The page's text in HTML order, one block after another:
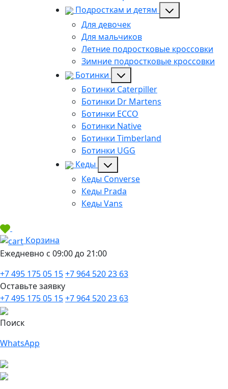
Подросткам и детям
Для девочек
Для мальчиков
Летние подростковые кроссовки
Зимние подростковые кроссовки
Ботинки
Ботинки Caterpiller
Ботинки Dr Martens
Ботинки ECCO
Ботинки Native
Ботинки Timberland
Ботинки UGG
Кеды
Кеды Converse
Кеды Prada
Кеды Vans
Корзина
Ежедневно с 09:00 до 21:00
+7 495 175 05 15+7 964 520 23 63
Оставьте заявку
+7 495 175 05 15+7 964 520 23 63
Поиск
WhatsApp